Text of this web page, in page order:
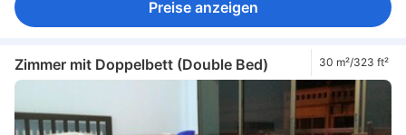
Preise anzeigen
Zimmer mit Doppelbett (Double Bed) 30 m²/323 ft²